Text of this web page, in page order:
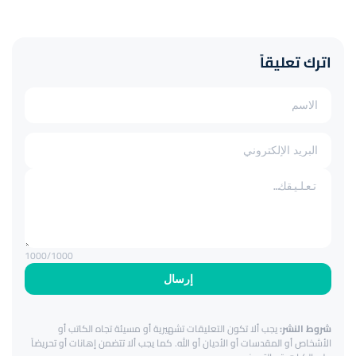
اترك تعليقاً
إرسال
1000/1000
شروط النشر:يجب ألا تكون التعليقات تشهيرية أو مسيئة تجاه الكاتب أو
الأشخاص أو المقدسات أو الأديان أو الله. كما يجب ألا تتضمن إهانات أو تحريضاً